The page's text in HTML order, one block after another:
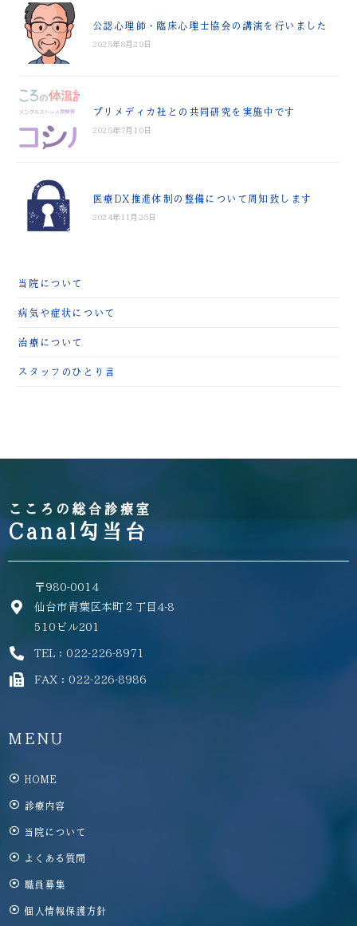
公認心理師・臨床心理士協会の講演を行いました
2025年8月29日
プリメディカ社との共同研究を実施中です
2025年7月10日
医療DX推進体制の整備について周知致します
2024年11月25日
当院について
病気や症状について
治療について
スタッフのひとり言
こころの総合診療室
Canal勾当台
〒980-0014
仙台市青葉区本町２丁目4-8
510ビル201
TEL：022-226-8971
FAX：022-226-8986
MENU
HOME
診療内容
当院について
よくある質問
職員募集
個人情報保護方針